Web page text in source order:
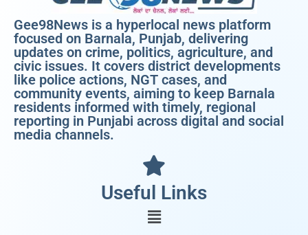
Gee98News is a hyperlocal news platform
focused on Barnala, Punjab, delivering
updates on crime, politics, agriculture, and
civic issues. It covers district developments
like police actions, NGT cases, and
community events, aiming to keep Barnala
residents informed with timely, regional
reporting in Punjabi across digital and social
media channels.
Useful Links